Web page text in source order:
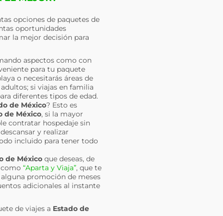
opciones de paquetes de
oportunidades
la mejor decisión para
aspectos como con
para tu paquete
o necesitarás áreas de
si viajas en familia
diferentes tipos de edad.
de México? Esto es
de México, si la mayor
contratar hospedaje sin
y realizar
incluido para tener todo
de Méxicoque deseas, de
“Aparta y Viaja”, que te
promoción de meses
adicionales al instante
de viajes a Estado de